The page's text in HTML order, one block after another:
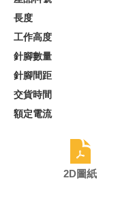
長度
工作高度
針腳數量
針腳間距
交貨時間
額定電流
2D圖紙